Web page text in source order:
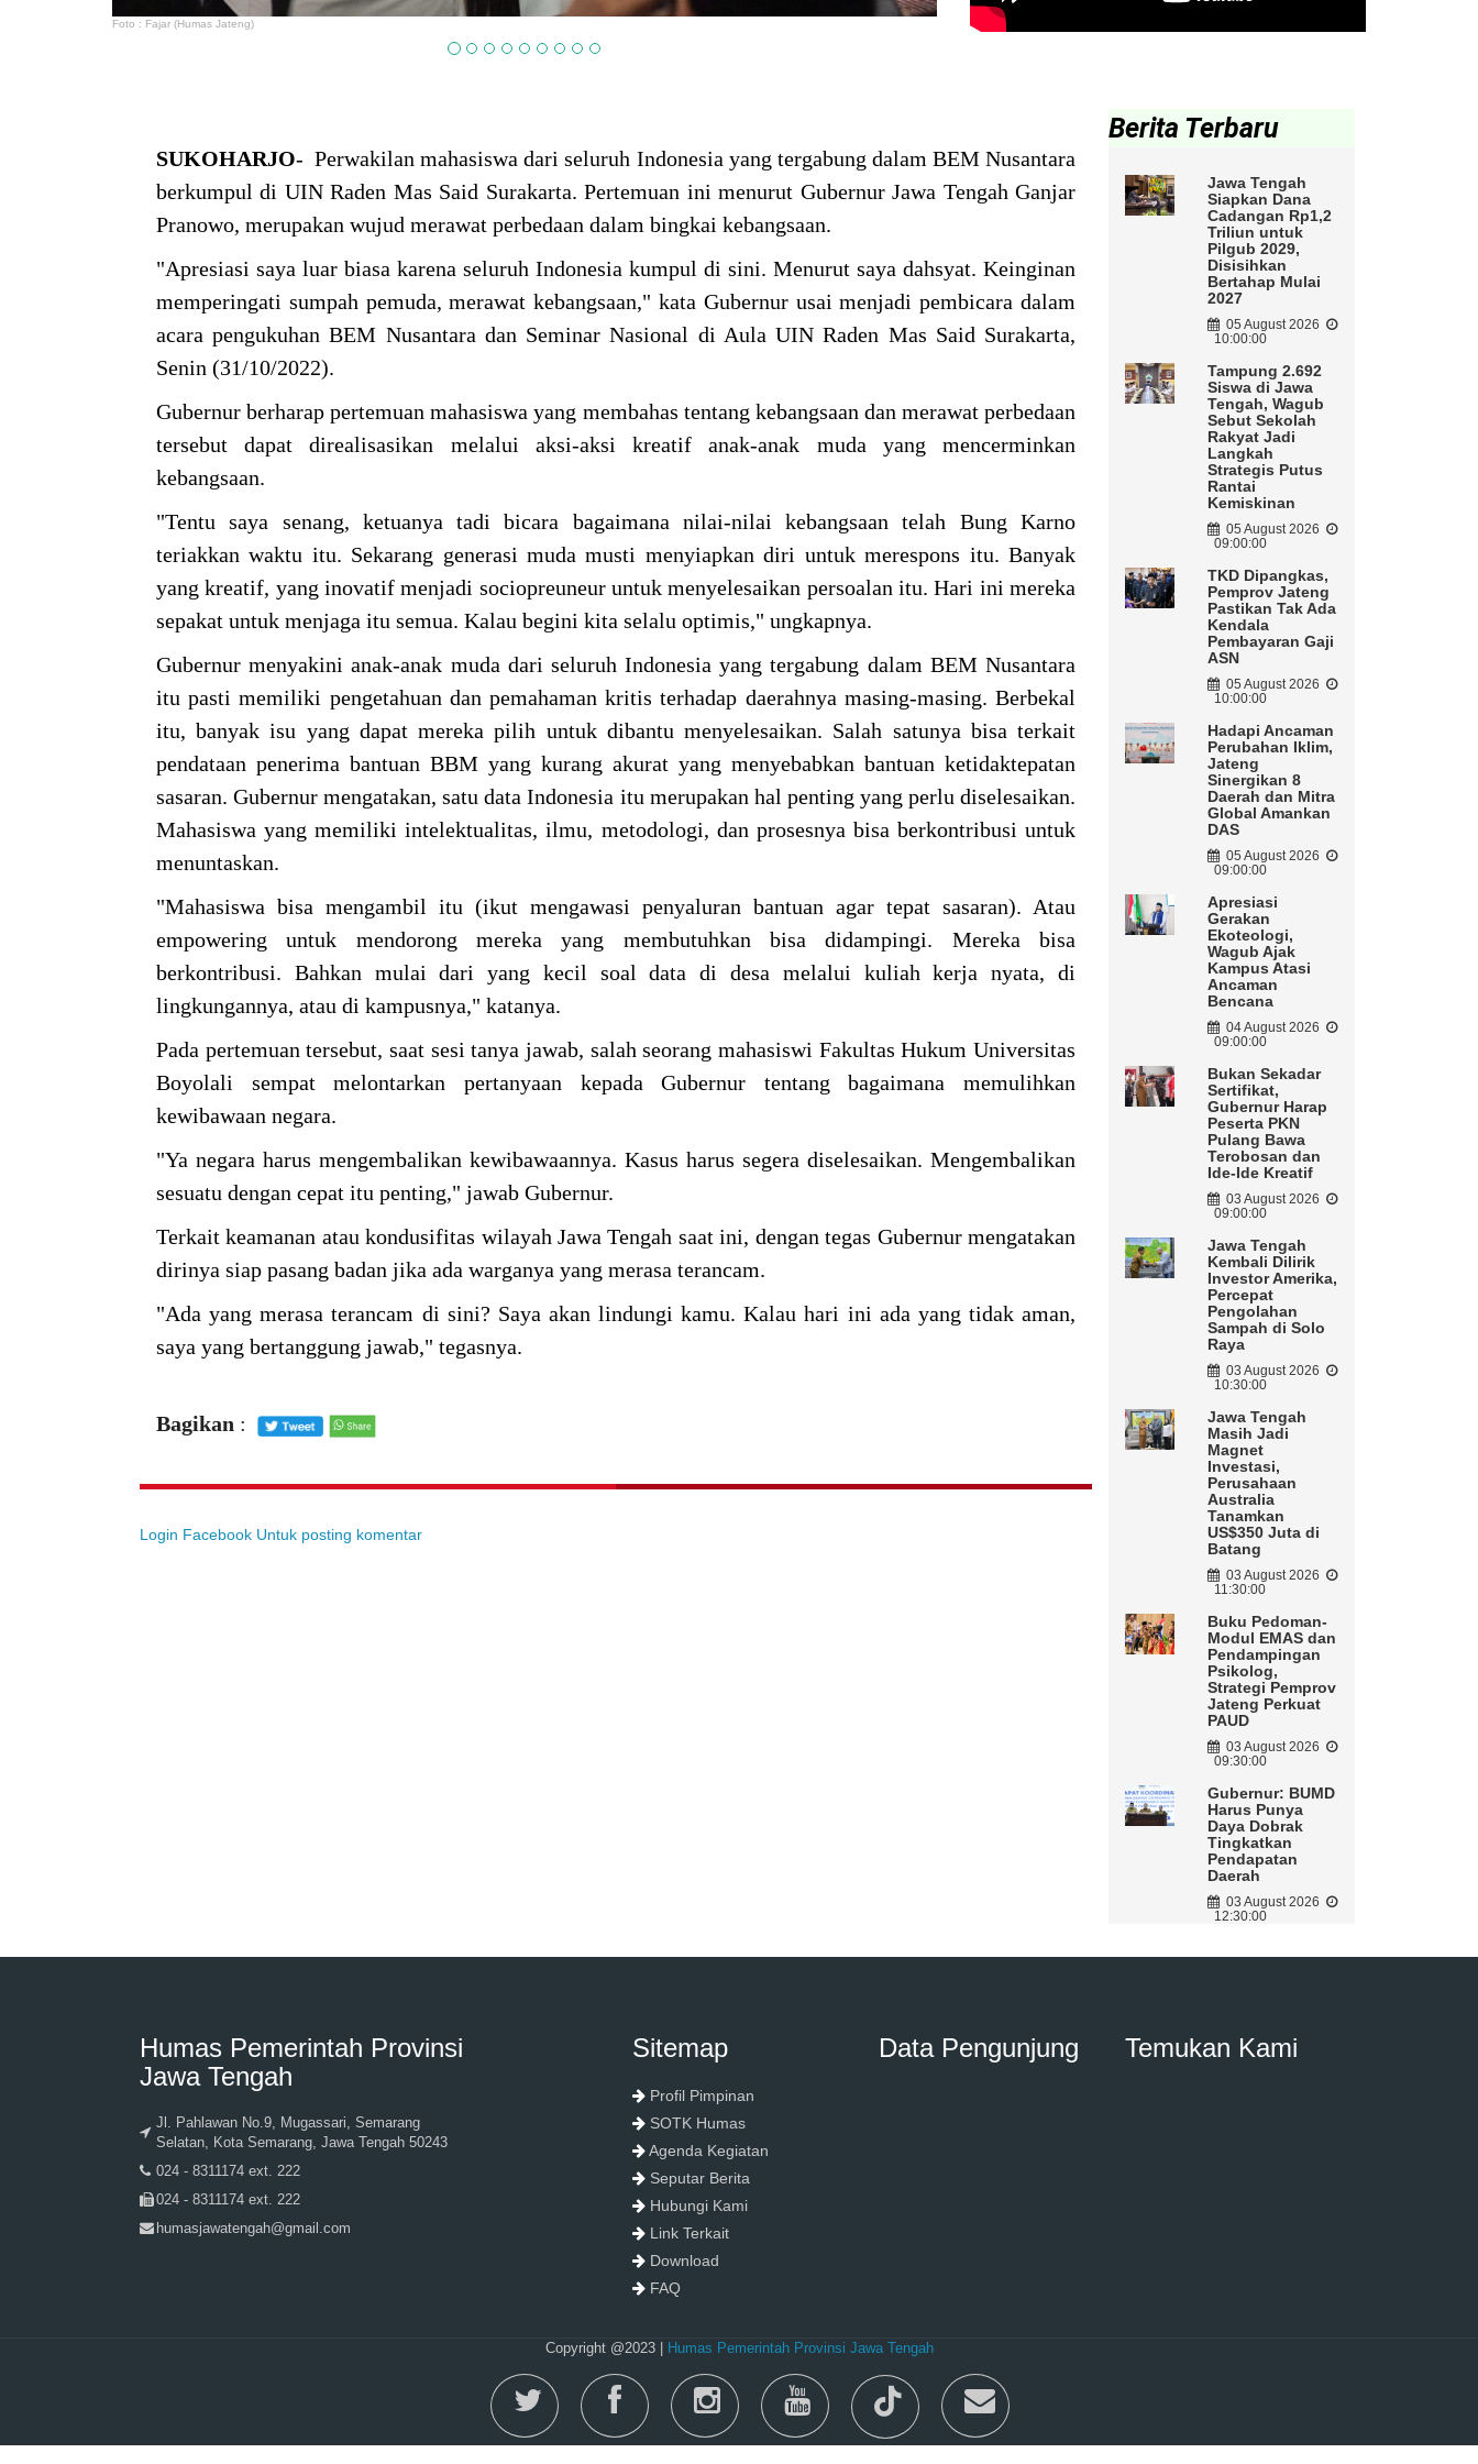
Foto : Fajar (Humas Jateng)
SUKOHARJO- Perwakilan mahasiswa dari seluruh Indonesia yang tergabung dalam BEM Nusantara
berkumpul di UIN Raden Mas Said Surakarta. Pertemuan ini menurut Gubernur Jawa Tengah Ganjar
Pranowo, merupakan wujud merawat perbedaan dalam bingkai kebangsaan.
"Apresiasi saya luar biasa karena seluruh Indonesia kumpul di sini. Menurut saya dahsyat. Keinginan
memperingati sumpah pemuda, merawat kebangsaan," kata Gubernur usai menjadi pembicara dalam
acara pengukuhan BEM Nusantara dan Seminar Nasional di Aula UIN Raden Mas Said Surakarta,
Senin (31/10/2022).
Gubernur berharap pertemuan mahasiswa yang membahas tentang kebangsaan dan merawat perbedaan
tersebut dapat direalisasikan melalui aksi-aksi kreatif anak-anak muda yang mencerminkan
kebangsaan.
"Tentu saya senang, ketuanya tadi bicara bagaimana nilai-nilai kebangsaan telah Bung Karno
teriakkan waktu itu. Sekarang generasi muda musti menyiapkan diri untuk merespons itu. Banyak
yang kreatif, yang inovatif menjadi sociopreuneur untuk menyelesaikan persoalan itu. Hari ini mereka
sepakat untuk menjaga itu semua. Kalau begini kita selalu optimis," ungkapnya.
Gubernur menyakini anak-anak muda dari seluruh Indonesia yang tergabung dalam BEM Nusantara
itu pasti memiliki pengetahuan dan pemahaman kritis terhadap daerahnya masing-masing. Berbekal
itu, banyak isu yang dapat mereka pilih untuk dibantu menyelesaikan. Salah satunya bisa terkait
pendataan penerima bantuan BBM yang kurang akurat yang menyebabkan bantuan ketidaktepatan
sasaran. Gubernur mengatakan, satu data Indonesia itu merupakan hal penting yang perlu diselesaikan.
Mahasiswa yang memiliki intelektualitas, ilmu, metodologi, dan prosesnya bisa berkontribusi untuk
menuntaskan.
"Mahasiswa bisa mengambil itu (ikut mengawasi penyaluran bantuan agar tepat sasaran). Atau
empowering untuk mendorong mereka yang membutuhkan bisa didampingi. Mereka bisa
berkontribusi. Bahkan mulai dari yang kecil soal data di desa melalui kuliah kerja nyata, di
lingkungannya, atau di kampusnya," katanya.
Pada pertemuan tersebut, saat sesi tanya jawab, salah seorang mahasiswi Fakultas Hukum Universitas
Boyolali sempat melontarkan pertanyaan kepada Gubernur tentang bagaimana memulihkan
kewibawaan negara.
"Ya negara harus mengembalikan kewibawaannya. Kasus harus segera diselesaikan. Mengembalikan
sesuatu dengan cepat itu penting," jawab Gubernur.
Terkait keamanan atau kondusifitas wilayah Jawa Tengah saat ini, dengan tegas Gubernur mengatakan
dirinya siap pasang badan jika ada warganya yang merasa terancam.
"Ada yang merasa terancam di sini? Saya akan lindungi kamu. Kalau hari ini ada yang tidak aman,
saya yang bertanggung jawab," tegasnya.
Bagikan :
Login Facebook Untuk posting komentar
Berita Terbaru
Jawa Tengah
Siapkan Dana
Cadangan Rp1,2
Triliun untuk
Pilgub 2029,
Disisihkan
Bertahap Mulai
2027
05 August 2026
10:00:00
Tampung 2.692
Siswa di Jawa
Tengah, Wagub
Sebut Sekolah
Rakyat Jadi
Langkah
Strategis Putus
Rantai
Kemiskinan
05 August 2026
09:00:00
TKD Dipangkas,
Pemprov Jateng
Pastikan Tak Ada
Kendala
Pembayaran Gaji
ASN
05 August 2026
10:00:00
Hadapi Ancaman
Perubahan Iklim,
Jateng
Sinergikan 8
Daerah dan Mitra
Global Amankan
DAS
05 August 2026
09:00:00
Apresiasi
Gerakan
Ekoteologi,
Wagub Ajak
Kampus Atasi
Ancaman
Bencana
04 August 2026
09:00:00
Bukan Sekadar
Sertifikat,
Gubernur Harap
Peserta PKN
Pulang Bawa
Terobosan dan
Ide-Ide Kreatif
03 August 2026
09:00:00
Jawa Tengah
Kembali Dilirik
Investor Amerika,
Percepat
Pengolahan
Sampah di Solo
Raya
03 August 2026
10:30:00
Jawa Tengah
Masih Jadi
Magnet
Investasi,
Perusahaan
Australia
Tanamkan
US$350 Juta di
Batang
03 August 2026
11:30:00
Buku Pedoman-
Modul EMAS dan
Pendampingan
Psikolog,
Strategi Pemprov
Jateng Perkuat
PAUD
03 August 2026
09:30:00
Gubernur: BUMD
Harus Punya
Daya Dobrak
Tingkatkan
Pendapatan
Daerah
03 August 2026
12:30:00
Humas Pemerintah Provinsi
Jawa Tengah
Jl. Pahlawan No.9, Mugassari, Semarang
Selatan, Kota Semarang, Jawa Tengah 50243
024 - 8311174 ext. 222
024 - 8311174 ext. 222
humasjawatengah@gmail.com
Sitemap
Profil Pimpinan
SOTK Humas
Agenda Kegiatan
Seputar Berita
Hubungi Kami
Link Terkait
Download
FAQ
Data Pengunjung Temukan Kami
Copyright @2023 | Humas Pemerintah Provinsi Jawa Tengah